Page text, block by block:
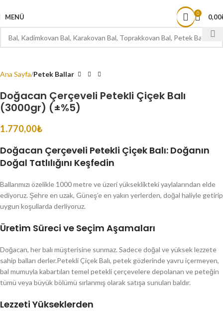
MENÜ 0 0,00
Ana Sayfa Petek Ballar
Doğacan Çerçeveli Petekli Çiçek Balı
(3000gr) (±%5)
1.770,00₺
Doğacan Çerçeveli Petekli Çiçek Balı: Doğanın
Doğal Tatlılığını Keşfedin
Ballarımızı özelikle 1000 metre ve üzeri yükseklikteki yaylalarından elde
ediyoruz. Şehre en uzak, Güneş’e en yakın yerlerden, doğal haliyle getirip
uygun koşullarda derliyoruz.
Üretim Süreci ve Seçim Aşamaları
Doğacan, her balı müşterisine sunmaz. Sadece doğal ve yüksek lezzete
sahip balları derler.Petekli Çiçek Balı, petek gözlerinde yavru içermeyen,
bal mumuyla kabartılan temel petekli çerçevelere depolanan ve peteğin
tümü veya büyük bölümü sırlanmış olarak satışa sunulan baldır.
Lezzeti Yükseklerden